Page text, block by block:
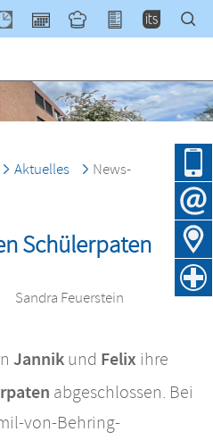
Aktuelles
News-
Schülerpaten
Sandra Feuerstein
Jannikund Felix ihre
abgeschlossen. Bei
von-Behring-